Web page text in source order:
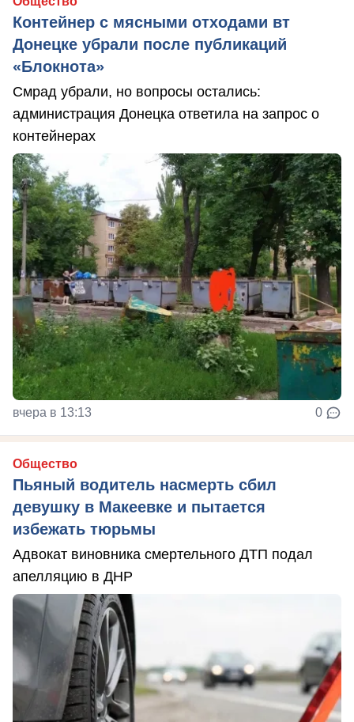
Контейнер с мясными отходами вт
Донецке убрали после публикаций
«Блокнота»
Смрад убрали, но вопросы остались:
администрация Донецка ответила на запрос о
контейнерах
вчера в 13:13 0
Общество
Пьяный водитель насмерть сбил
девушку в Макеевке и пытается
избежать тюрьмы
Адвокат виновника смертельного ДТП подал
апелляцию в ДНР